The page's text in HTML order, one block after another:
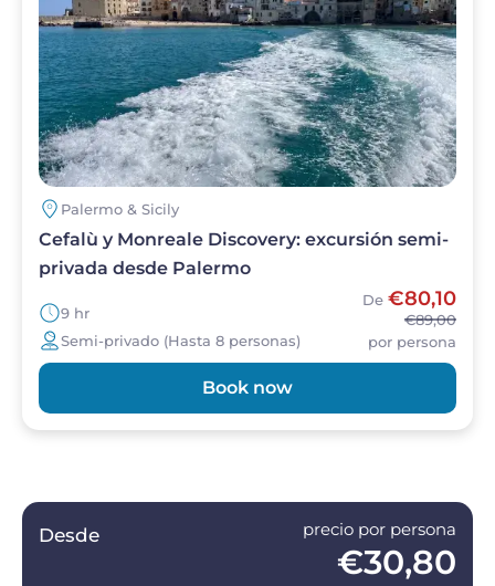
Palermo & Sicily
Cefalù y Monreale Discovery: excursión semi-
privada desde Palermo
9 hr
Semi-privado (Hasta 8 personas)
De €80,10
€89,00
por persona
Book now
Desde precio por persona
€30,80